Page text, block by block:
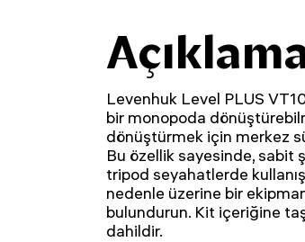
Levenhuk Level PLUS
bir monopoda
dönüştürmek için merkez
Bu özellik sayesinde, sabit
tripod seyahatlerde
nedenle üzerine bir
bulundurun. Kit içeriğine
dahildir.